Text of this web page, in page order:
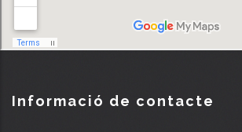
Informació de contacte